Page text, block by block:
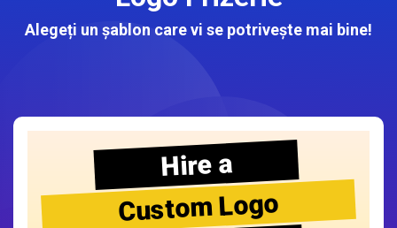
Alegeți un șablon care vi se potrivește mai bine!
Hire a
Custom Logo